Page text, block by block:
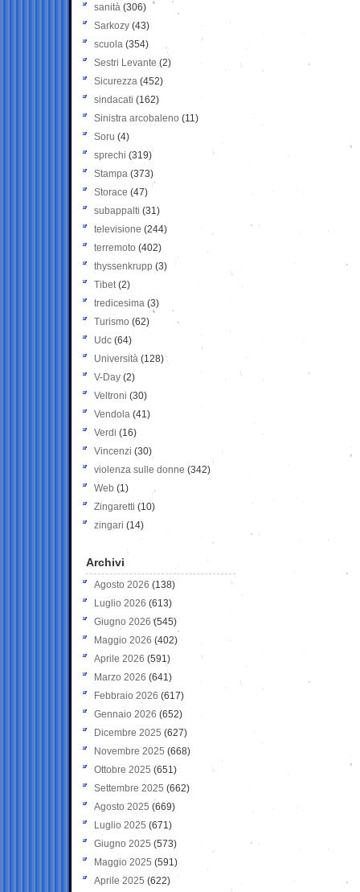
sanità (306)
Sarkozy (43)
scuola (354)
Sestri Levante (2)
Sicurezza (452)
sindacati (162)
Sinistra arcobaleno (11)
Soru (4)
sprechi (319)
Stampa (373)
Storace (47)
subappalti (31)
televisione(244)
terremoto (402)
thyssenkrupp (3)
Tibet(2)
tredicesima (3)
Turismo (62)
Udc (64)
Università (128)
V-Day (2)
Veltroni (30)
Vendola (41)
Verdi (16)
Vincenzi (30)
violenza sulle donne (342)
Web (1)
Zingaretti (10)
zingari (14)
Archivi
Agosto 2026 (138)
Luglio 2026 (613)
Giugno 2026 (545)
Maggio 2026 (402)
Aprile 2026 (591)
Marzo 2026 (641)
Febbraio 2026 (617)
Gennaio 2026 (652)
Dicembre 2025 (627)
Novembre 2025 (668)
Ottobre 2025 (651)
Settembre 2025 (662)
Agosto 2025 (669)
Luglio 2025 (671)
Giugno 2025 (573)
Maggio 2025 (591)
Aprile 2025 (622)